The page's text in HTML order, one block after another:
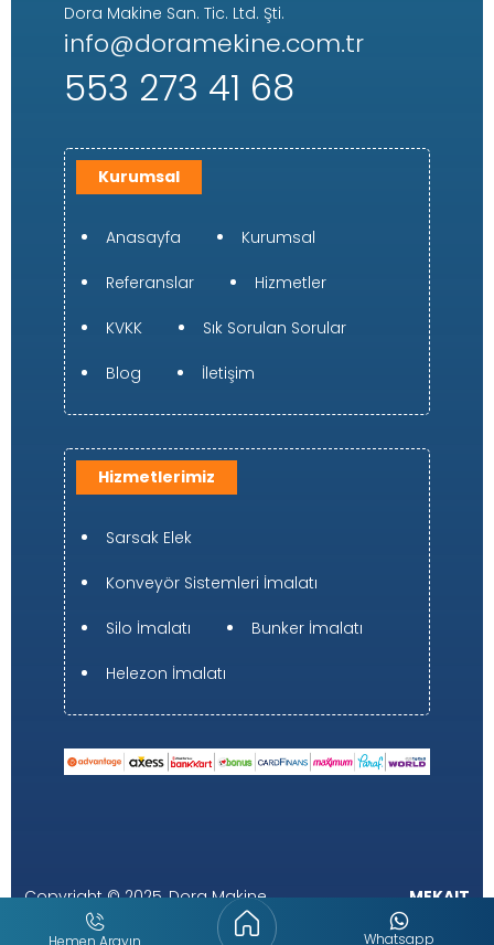
Dora Makine San. Tic. Ltd. Şti.
info@doramekine.com.tr
553 273 41 68
Kurumsal
Anasayfa Kurumsal
Referanslar Hizmetler
KVKK Sık Sorulan Sorular
Blog İletişim
Hizmetlerimiz
Sarsak Elek
Konveyör Sistemleri İmalatı
Silo İmalatı Bunker İmalatı
Helezon İmalatı
Copyright © 2025, Dora Makine MEKAIT
Hemen Arayın Whatsapp